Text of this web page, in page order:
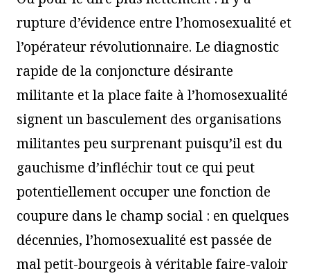
rupture d’évidence entre l’homosexualité et
l’opérateur révolutionnaire. Le diagnostic
rapide de la conjoncture désirante
militante et la place faite à l’homosexualité
signent un basculement des organisations
militantes peu surprenant puisqu’il est du
gauchisme d’infléchir tout ce qui peut
potentiellement occuper une fonction de
coupure dans le champ social : en quelques
décennies, l’homosexualité est passée de
mal petit-bourgeois à véritable faire-valoir